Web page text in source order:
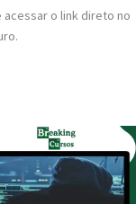
acessar o link direto no